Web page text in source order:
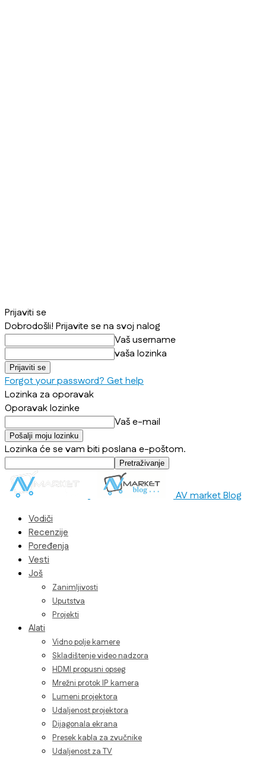
Prijaviti se
Dobrodošli! Prijavite se na svoj nalog
Vaš username
vaša lozinka
Forgot your password? Get help
Lozinka za oporavak
Oporavak lozinke
Vaš e-mail
Lozinka će se vam biti poslana e-poštom.
AV market Blog
Vodiči
Recenzije
Poređenja
Vesti
Još
Zanimljivosti
Uputstva
Projekti
Alati
Vidno polje kamere
Skladištenje video nadzora
HDMI propusni opseg
Mrežni protok IP kamera
Lumeni projektora
Udaljenost projektora
Dijagonala ekrana
Presek kabla za zvučnike
Udaljenost za TV